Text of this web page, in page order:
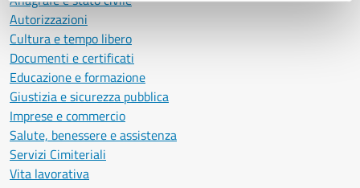
Autorizzazioni
Cultura e tempo libero
Documenti e certificati
Educazione e formazione
Giustizia e sicurezza pubblica
Imprese e commercio
Salute, benessere e assistenza
Servizi Cimiteriali
Vita lavorativa